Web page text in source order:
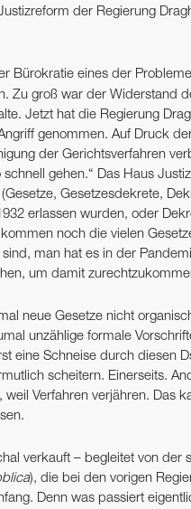
der Regierung
Bürokratie eines der
Zu groß war der Widerstand
Jetzt hat die Regierung
genommen. Auf Druck
der Gerichtsverfahren
gehen.“ Das Haus
Gesetzesdekrete,
erlassen wurden, oder
noch die vielen
man hat es in der
um damit
neue Gesetze nicht
unzählige formale
eine Schneise durch diesen
scheitern. Einerseits.
Verfahren verjähren. Das
verkauft – begleitet von der
), die bei den vorigen
Denn was passiert